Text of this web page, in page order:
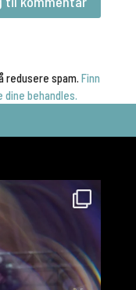
spam. Finn
behandles.